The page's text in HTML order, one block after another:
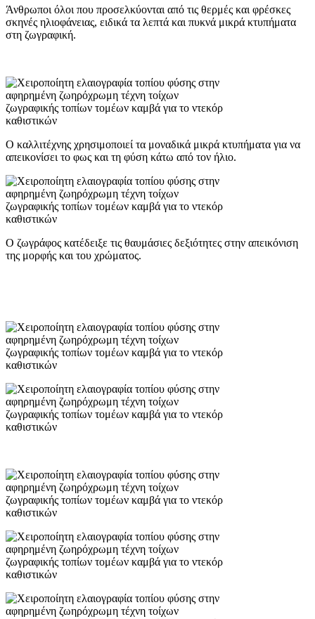
Άνθρωποι όλοι που προσελκύονται από τις θερμές και φρέσκες
σκηνές ηλιοφάνειας, ειδικά τα λεπτά και πυκνά μικρά κτυπήματα
στη ζωγραφική.
Ο καλλιτέχνης χρησιμοποιεί τα μοναδικά μικρά κτυπήματα για να
απεικονίσει το φως και τη φύση κάτω από τον ήλιο.
Ο ζωγράφος κατέδειξε τις θαυμάσιες δεξιότητες στην απεικόνιση
της μορφής και του χρώματος.